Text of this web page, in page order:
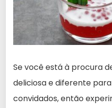
Se você está à procura
deliciosa e diferente
convidados, então